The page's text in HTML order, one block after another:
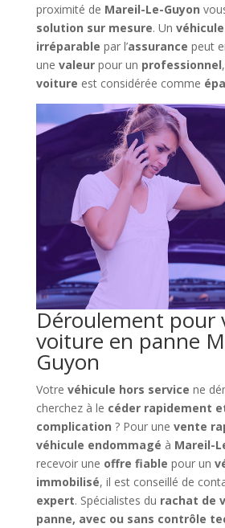
proximité de Mareil-Le-Guyon
solution sur mesure. Un
irréparable par l’assurance peut
une valeurpour un professionnel
voiture est considérée comme
Déroulement pour
voiture en panne
Guyon
Votre véhicule hors service ne
cherchez à le céder rapidement
complication ? Pour une vente
véhicule endommagé à Mareil-
recevoir une offre fiable pour un
immobilisé, il est conseillé de
expert. Spécialistes du rachat de
panne, avec ou sans contrôle